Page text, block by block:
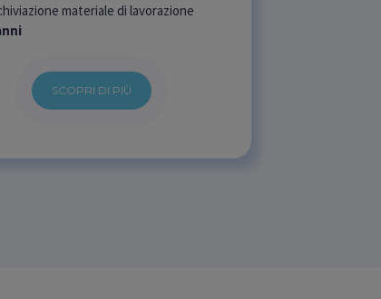
materiale di lavorazione
SCOPRI DI PIÙ